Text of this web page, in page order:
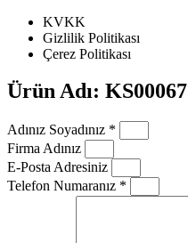
KVKK
Gizlilik Politikası
Çerez Politikası
Ürün Adı: KS00067
Adınız Soyadınız *
Firma Adınız
E-Posta Adresiniz
Telefon Numaranız *